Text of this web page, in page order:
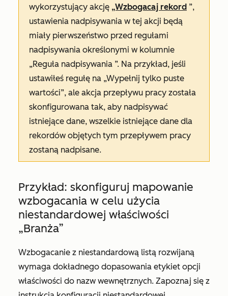
wykorzystujący akcję „Wzbogacaj rekord ”,
ustawienia nadpisywania w tej akcji będą
miały pierwszeństwo przed regułami
nadpisywania określonymi w kolumnie
„Reguła nadpisywania ”. Na przykład, jeśli
ustawiłeś regułę na „Wypełnij tylko puste
wartości”, ale akcja przepływu pracy została
skonfigurowana tak, aby nadpisywać
istniejące dane, wszelkie istniejące dane dla
rekordów objętych tym przepływem pracy
zostaną nadpisane.
Przykład: skonfiguruj mapowanie
wzbogacania w celu użycia
niestandardowej właściwości
„Branża”
Wzbogacanie z niestandardową listą rozwijaną
wymaga dokładnego dopasowania etykiet opcji
właściwości do nazw wewnętrznych. Zapoznaj się z